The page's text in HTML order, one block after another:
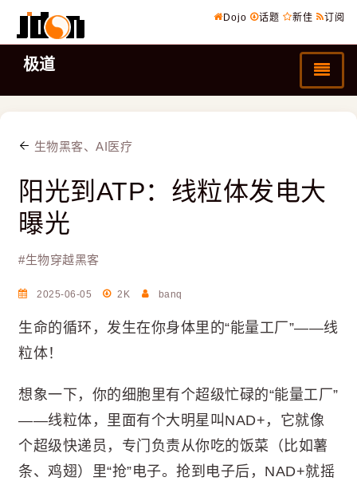
Dojo 话题 新佳 订阅
极道
生物黑客、AI医疗
阳光到ATP：线粒体发电大
曝光
#生物穿越黑客
2025-06-05 2K banq
生命的循环，发生在你身体里的“能量工厂”——线
粒体！
想象一下，你的细胞里有个超级忙碌的“能量工厂”
——线粒体，里面有个大明星叫NAD+，它就像
个超级快递员，专门负责从你吃的饭菜（比如薯
条、鸡翅）里“抢”电子。抢到电子后，NAD+就摇